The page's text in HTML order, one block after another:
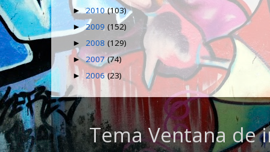
►2010(103)
►2009 (152)
► 2008 (129)
►2007(74)
► 2006(23)
Tema Ventana de